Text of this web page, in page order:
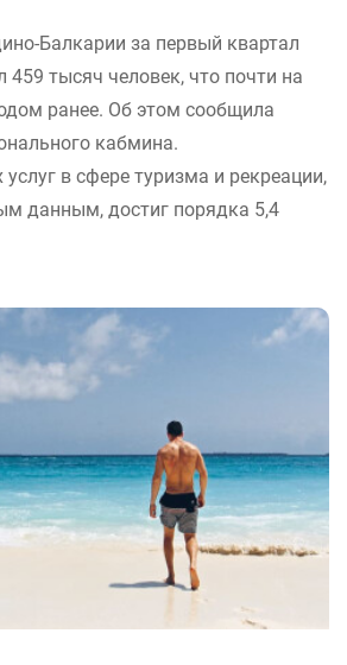
Балкарии за первый квартал
459 тысяч человек, что почти на
ранее. Об этом сообщила
кабмина.
в сфере туризма и рекреации,
данным, достиг порядка 5,4